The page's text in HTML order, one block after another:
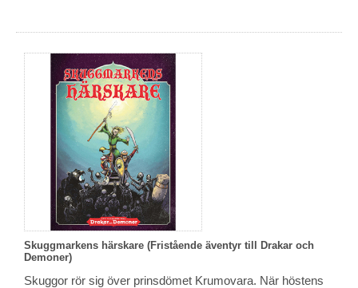
Skuggmarkens härskare (Fristående äventyr till Drakar och
Demoner)
Skuggor rör sig över prinsdömet Krumovara. När höstens